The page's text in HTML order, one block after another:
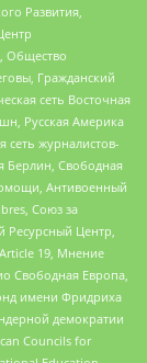
Развития,
Общество
Гражданский
сеть Восточная
Русская Америка
сеть журналистов-
Берлин, Свободная
Антивоенный
Союз за
Ресурсный Центр,
19, Мнение
Свободная Европа,
имени Фридриха
демократии
Councils for